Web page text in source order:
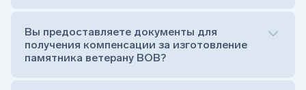
Тумба (постамент, на который при помощи
штыря устанавливается стела)
Цветник (обрамление могилки, бывает, что
Вы предоставляете документы для
получения компенсации за изготовление
памятника ветерану ВОВ?